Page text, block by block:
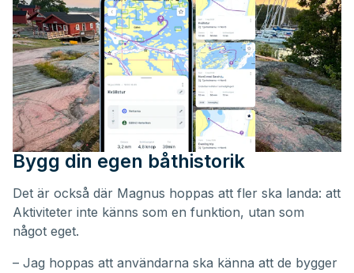
Bygg din egen båthistorik
Det är också där Magnus hoppas att fler ska landa: att
Aktiviteter inte känns som en funktion, utan som
något eget.
– Jag hoppas att användarna ska känna att de bygger